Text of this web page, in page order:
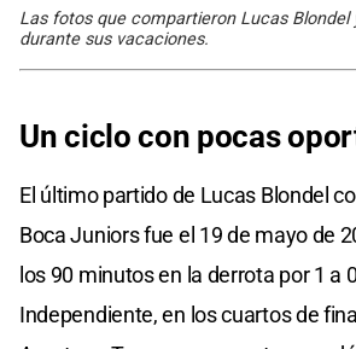
Las fotos que compartieron Lucas Blondel
durante sus vacaciones.
Un ciclo con pocas
El último partido de Lucas Blondel
Boca Juniors fue el 19 de mayo de
los 90 minutos en la derrota por 1 a
Independiente, en los cuartos de